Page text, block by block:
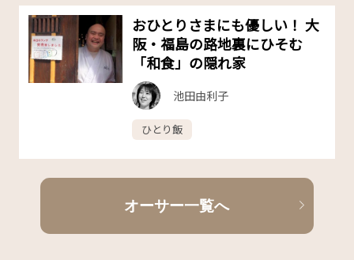
おひとりさまにも優しい！ 大
阪・福島の路地裏にひそむ
「和食」の隠れ家
池田由利子
ひとり飯
オーサー一覧へ